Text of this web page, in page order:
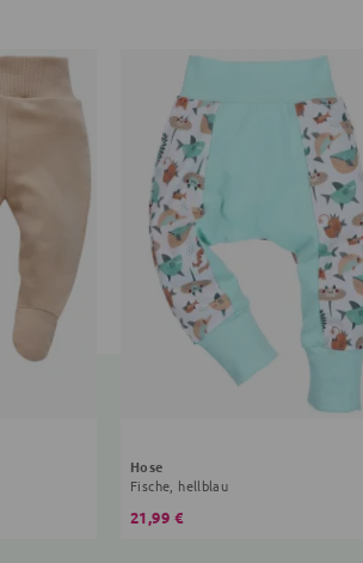
Hose
Fische, hellblau
21,99 €